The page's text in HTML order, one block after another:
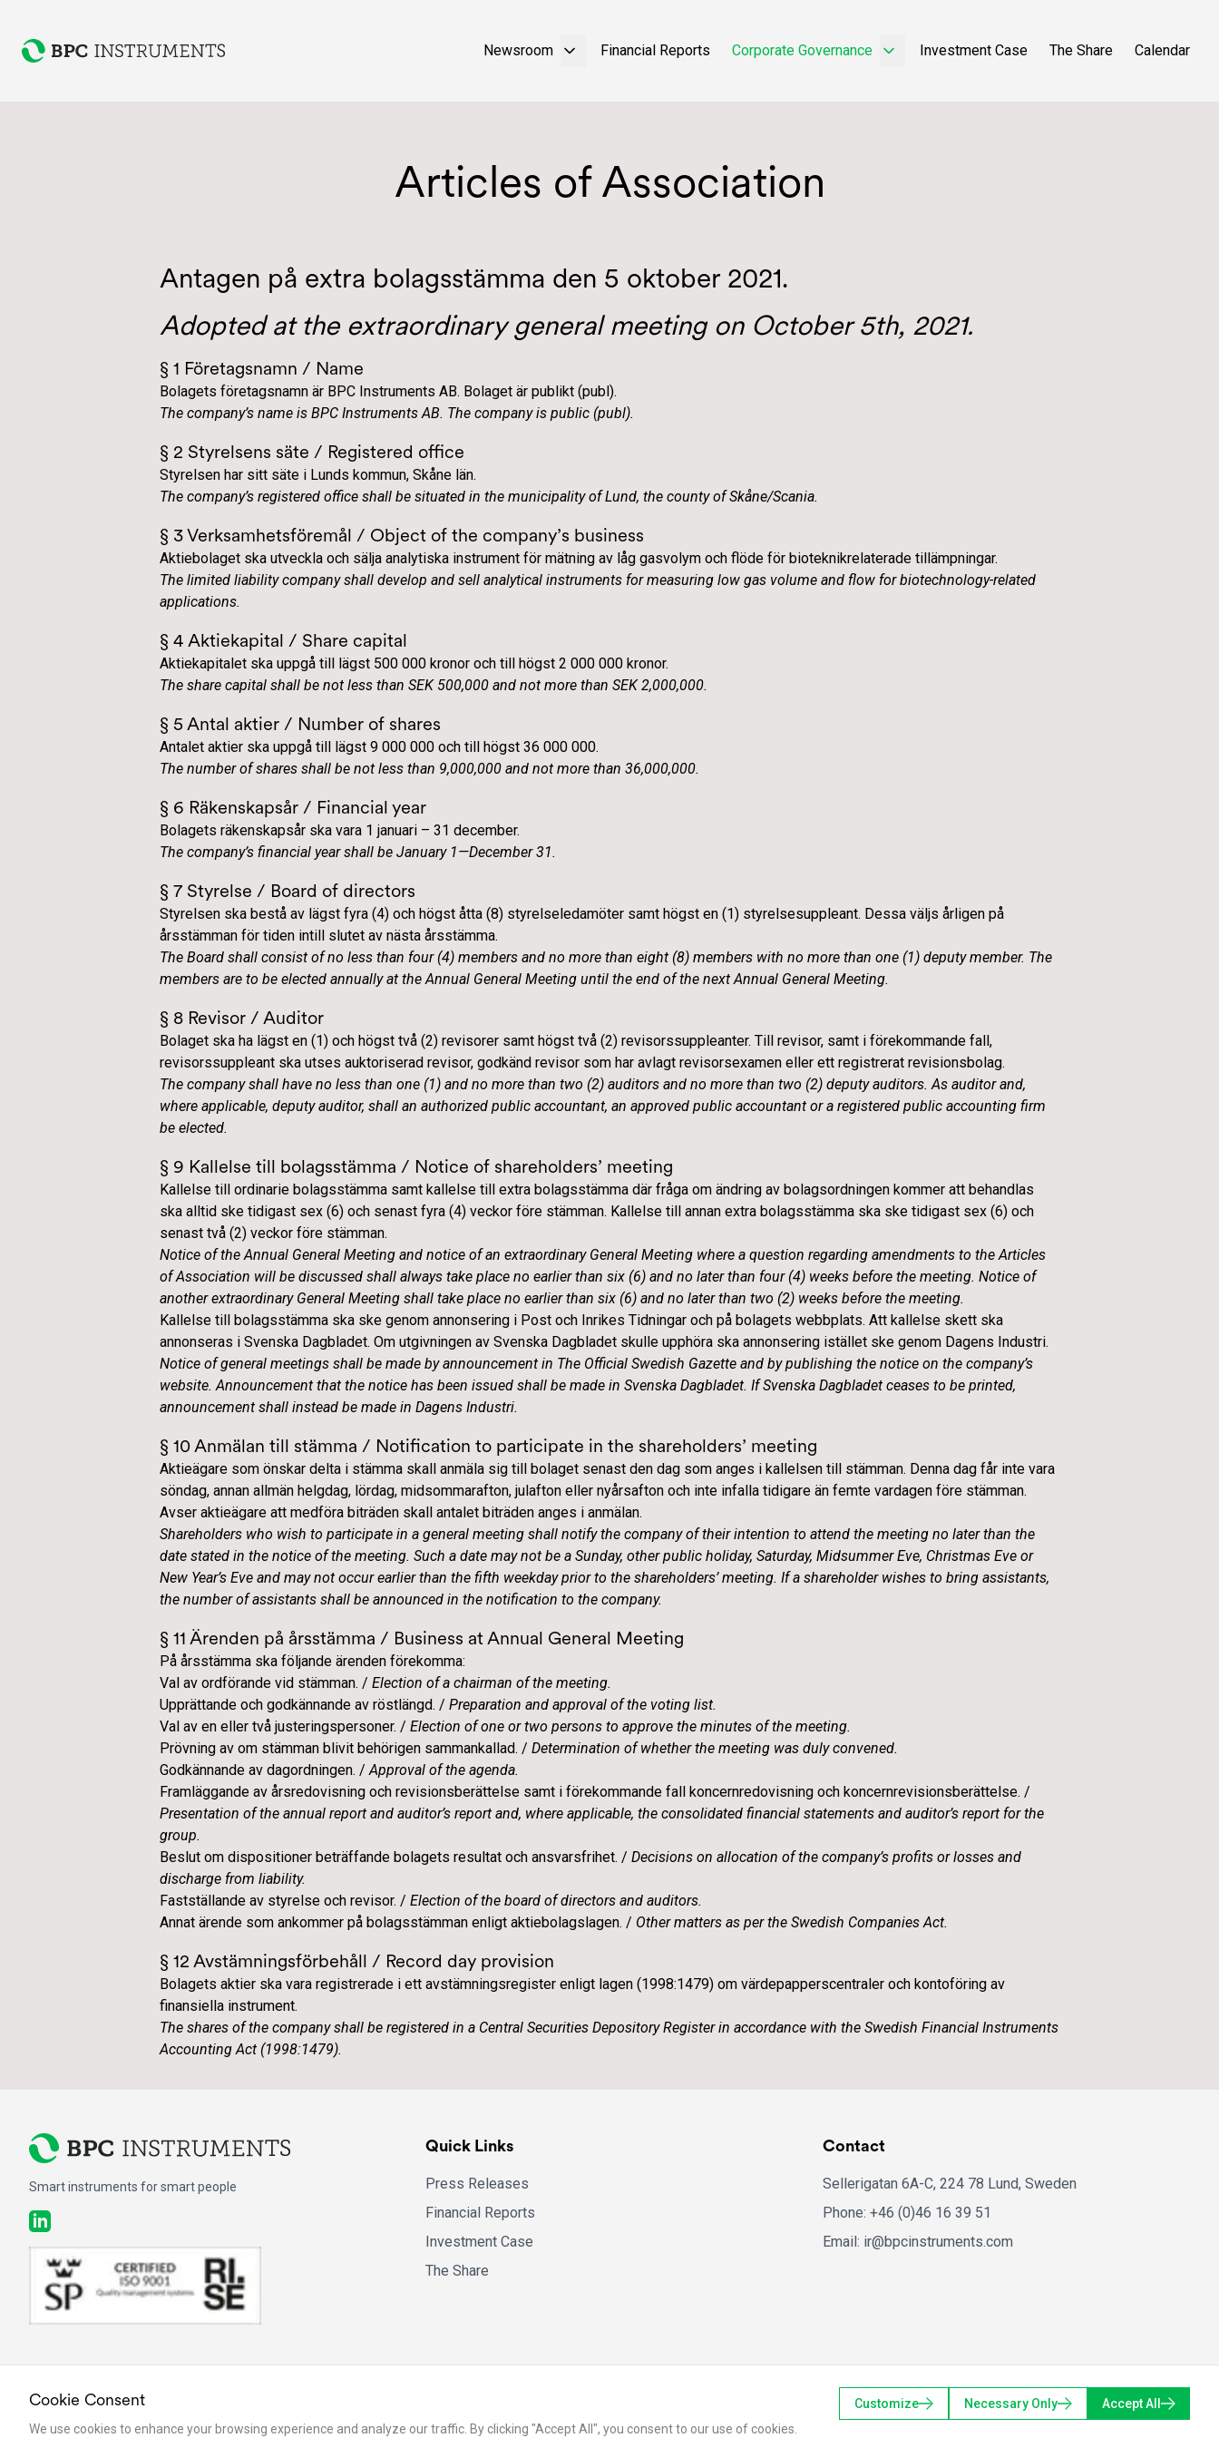
Newsroom Financial Reports Corporate Governance Investment Case The Share Calendar
Articles of Association
Antagen på extra bolagsstämma den 5 oktober 2021.
Adopted at the extraordinary general meeting on October 5th, 2021.
§ 1 Företagsnamn / Name
Bolagets företagsnamn är BPC Instruments AB. Bolaget är publikt (publ).
The company’s name is BPC Instruments AB. The company is public (publ).
§ 2 Styrelsens säte / Registered office
Styrelsen har sitt säte i Lunds kommun, Skåne län.
The company’s registered office shall be situated in the municipality of Lund, the county of Skåne/Scania.
§ 3 Verksamhetsföremål / Object of the company’s business
Aktiebolaget ska utveckla och sälja analytiska instrument för mätning av låg gasvolym och flöde för bioteknikrelaterade tillämpningar.
The limited liability company shall develop and sell analytical instruments for measuring low gas volume and flow for biotechnology-related
applications.
§ 4 Aktiekapital / Share capital
Aktiekapitalet ska uppgå till lägst 500 000 kronor och till högst 2 000 000 kronor.
The share capital shall be not less than SEK 500,000 and not more than SEK 2,000,000.
§ 5 Antal aktier / Number of shares
Antalet aktier ska uppgå till lägst 9 000 000 och till högst 36 000 000.
The number of shares shall be not less than 9,000,000 and not more than 36,000,000.
§ 6 Räkenskapsår / Financial year
Bolagets räkenskapsår ska vara 1 januari – 31 december.
The company’s financial year shall be January 1—December 31.
§ 7 Styrelse / Board of directors
Styrelsen ska bestå av lägst fyra (4) och högst åtta (8) styrelseledamöter samt högst en (1) styrelsesuppleant. Dessa väljs årligen på
årsstämman för tiden intill slutet av nästa årsstämma.
The Board shall consist of no less than four (4) members and no more than eight (8) members with no more than one (1) deputy member. The
members are to be elected annually at the Annual General Meeting until the end of the next Annual General Meeting.
§ 8 Revisor / Auditor
Bolaget ska ha lägst en (1) och högst två (2) revisorer samt högst två (2) revisorssuppleanter. Till revisor, samt i förekommande fall,
revisorssuppleant ska utses auktoriserad revisor, godkänd revisor som har avlagt revisorsexamen eller ett registrerat revisionsbolag.
The company shall have no less than one (1) and no more than two (2) auditors and no more than two (2) deputy auditors. As auditor and,
where applicable, deputy auditor, shall an authorized public accountant, an approved public accountant or a registered public accounting firm
be elected.
§ 9 Kallelse till bolagsstämma / Notice of shareholders’ meeting
Kallelse till ordinarie bolagsstämma samt kallelse till extra bolagsstämma där fråga om ändring av bolagsordningen kommer att behandlas
ska alltid ske tidigast sex (6) och senast fyra (4) veckor före stämman. Kallelse till annan extra bolagsstämma ska ske tidigast sex (6) och
senast två (2) veckor före stämman.
Notice of the Annual General Meeting and notice of an extraordinary General Meeting where a question regarding amendments to the Articles
of Association will be discussed shall always take place no earlier than six (6) and no later than four (4) weeks before the meeting. Notice of
another extraordinary General Meeting shall take place no earlier than six (6) and no later than two (2) weeks before the meeting.
Kallelse till bolagsstämma ska ske genom annonsering i Post och Inrikes Tidningar och på bolagets webbplats. Att kallelse skett ska
annonseras i Svenska Dagbladet. Om utgivningen av Svenska Dagbladet skulle upphöra ska annonsering istället ske genom Dagens Industri.
Notice of general meetings shall be made by announcement in The Official Swedish Gazette and by publishing the notice on the company’s
website. Announcement that the notice has been issued shall be made in Svenska Dagbladet. If Svenska Dagbladet ceases to be printed,
announcement shall instead be made in Dagens Industri.
§ 10 Anmälan till stämma / Notification to participate in the shareholders’ meeting
Aktieägare som önskar delta i stämma skall anmäla sig till bolaget senast den dag som anges i kallelsen till stämman. Denna dag får inte vara
söndag, annan allmän helgdag, lördag, midsommarafton, julafton eller nyårsafton och inte infalla tidigare än femte vardagen före stämman.
Avser aktieägare att medföra biträden skall antalet biträden anges i anmälan.
Shareholders who wish to participate in a general meeting shall notify the company of their intention to attend the meeting no later than the
date stated in the notice of the meeting. Such a date may not be a Sunday, other public holiday, Saturday, Midsummer Eve, Christmas Eve or
New Year’s Eve and may not occur earlier than the fifth weekday prior to the shareholders’ meeting. If a shareholder wishes to bring assistants,
the number of assistants shall be announced in the notification to the company.
§ 11 Ärenden på årsstämma / Business at Annual General Meeting
På årsstämma ska följande ärenden förekomma:
Val av ordförande vid stämman. / Election of a chairman of the meeting.
Upprättande och godkännande av röstlängd. / Preparation and approval of the voting list.
Val av en eller två justeringspersoner. / Election of one or two persons to approve the minutes of the meeting.
Prövning av om stämman blivit behörigen sammankallad. / Determination of whether the meeting was duly convened.
Godkännande av dagordningen. /Approval of the agenda.
Framläggande av årsredovisning och revisionsberättelse samt i förekommande fall koncernredovisning och koncernrevisionsberättelse. /
Presentation of the annual report and auditor’s report and, where applicable, the consolidated financial statements and auditor’s report for the
group.
Beslut om dispositioner beträffande bolagets resultat och ansvarsfrihet. / Decisions on allocation of the company’s profits or losses and
discharge from liability.
Fastställande av styrelse och revisor. / Election of the board of directors and auditors.
Annat ärende som ankommer på bolagsstämman enligt aktiebolagslagen. / Other matters as per the Swedish Companies Act.
§ 12 Avstämningsförbehåll / Record day provision
Bolagets aktier ska vara registrerade i ett avstämningsregister enligt lagen (1998:1479) om värdepapperscentraler och kontoföring av
finansiella instrument.
The shares of the company shall be registered in a Central Securities Depository Register in accordance with the Swedish Financial Instruments
Accounting Act (1998:1479).
Smart instruments for smart people
LinkedIn
Quick Links
Press Releases
Financial Reports
Investment Case
The Share
Contact
Sellerigatan 6A-C, 224 78 Lund, Sweden
Phone: +46 (0)46 16 39 51
Email: ir@bpcinstruments.com
©2026BPC Instruments AB. All rights reserved. Privacy Policy bpcinstruments.com
Cookie Consent
We use cookies to enhance your browsing experience and analyze our traffic. By clicking "Accept All", you consent to our use of cookies.
Customize Necessary Only Accept All